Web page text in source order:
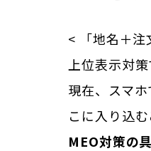
< 「地名＋
上位表示対策
現在、スマ
こに入り込
MEO対策の